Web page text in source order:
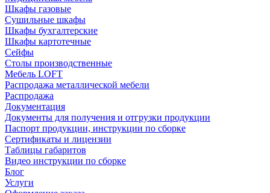
Шкафы газовые
Сушильные шкафы
Шкафы бухгалтерские
Шкафы картотечные
Сейфы
Столы производственные
Мебель LOFT
Распродажа металлической мебели
Распродажа
Документация
Документы для получения и отгрузки продукции
Паспорт продукции, инструкции по сборке
Сертификаты и лицензии
Таблицы габаритов
Видео инструкции по сборке
Блог
Услуги